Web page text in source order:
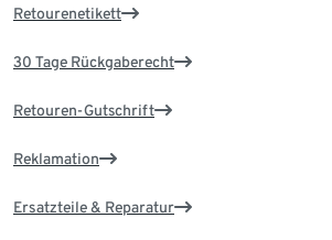
Retourenetikett
30 Tage Rückgaberecht
Retouren-Gutschrift
Reklamation
Ersatzteile & Reparatur